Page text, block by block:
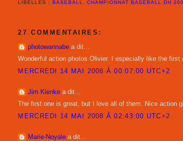
LIBELLÉS :BASEBALL,CHAMPIONNAT BASEBALL DH
27 COMMENTAIRES:
photowannabe a dit…
Wonderful action photos Olivier. I especially like the
MERCREDI 14 MAI 2008 À 00:07:00 UTC+2
Jim Klenke a dit…
The first one is great, but I love all of them. Nice action
MERCREDI 14 MAI 2008 À 02:43:00 UTC+2
Marie-Noyale a dit…